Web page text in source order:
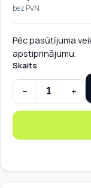
bez PVN
Pēc pasūtījuma
apstiprinājumu.
Skaits
HUAWEI SUN
− +